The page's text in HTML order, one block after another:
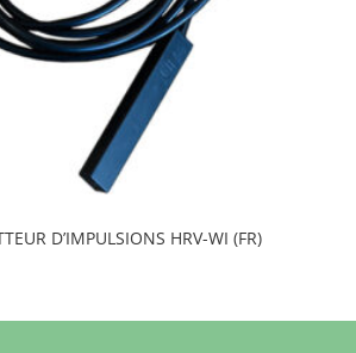
D’IMPULSIONS HRV-WI (FR)